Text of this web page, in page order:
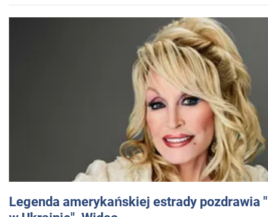
Legenda amerykańskiej estrady pozdrawia